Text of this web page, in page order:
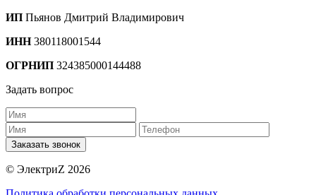
ИП Пьянов Дмитрий Владимирович
ИНН380118001544
ОГРНИП 324385000144488
Задать вопрос
Заказать звонок
© ЭлектриZ 2026